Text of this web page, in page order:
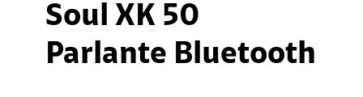
Soul XK 50
Parlante Bluetooth